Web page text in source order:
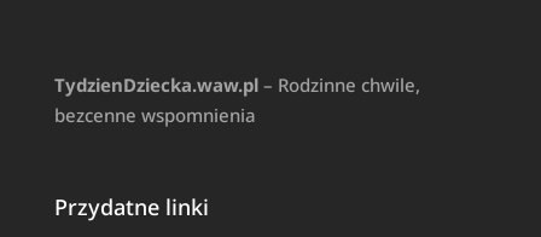
TydzienDziecka.waw.pl– Rodzinne chwile,
bezcenne wspomnienia
Przydatne linki